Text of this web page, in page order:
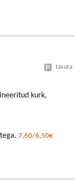
tasuta
kurk,
7,60/6,50€